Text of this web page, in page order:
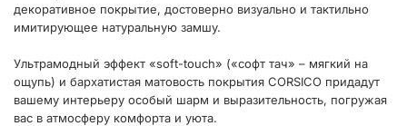
декоративное покрытие, достоверно визуально и тактильно
имитирующее натуральную замшу.
Ультрамодный эффект «soft-touch» («софт тач» – мягкий на
ощупь) и бархатистая матовость покрытия CORSICO придадут
вашему интерьеру особый шарм и выразительность, погружая
вас в атмосферу комфорта и уюта.